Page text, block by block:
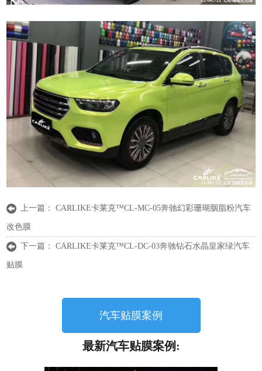
上一篇：CARLIKE卡莱克™CL-MC-05奔驰幻彩珊瑚胭脂粉汽车
改色膜
下一篇：CARLIKE卡莱克™CL-DC-03奔驰钻石水晶皇家绿汽车
贴膜
汽车贴膜案例
最新汽车贴膜案例: